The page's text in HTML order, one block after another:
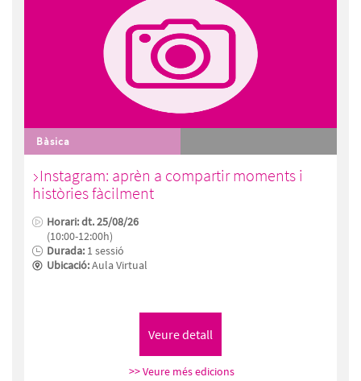
Bàsica
Instagram: aprèn a compartir moments i
històries fàcilment
Horari: dt. 25/08/26
(10:00-12:00h)
Durada: 1 sessió
Ubicació:Aula Virtual
>> Veure més edicions